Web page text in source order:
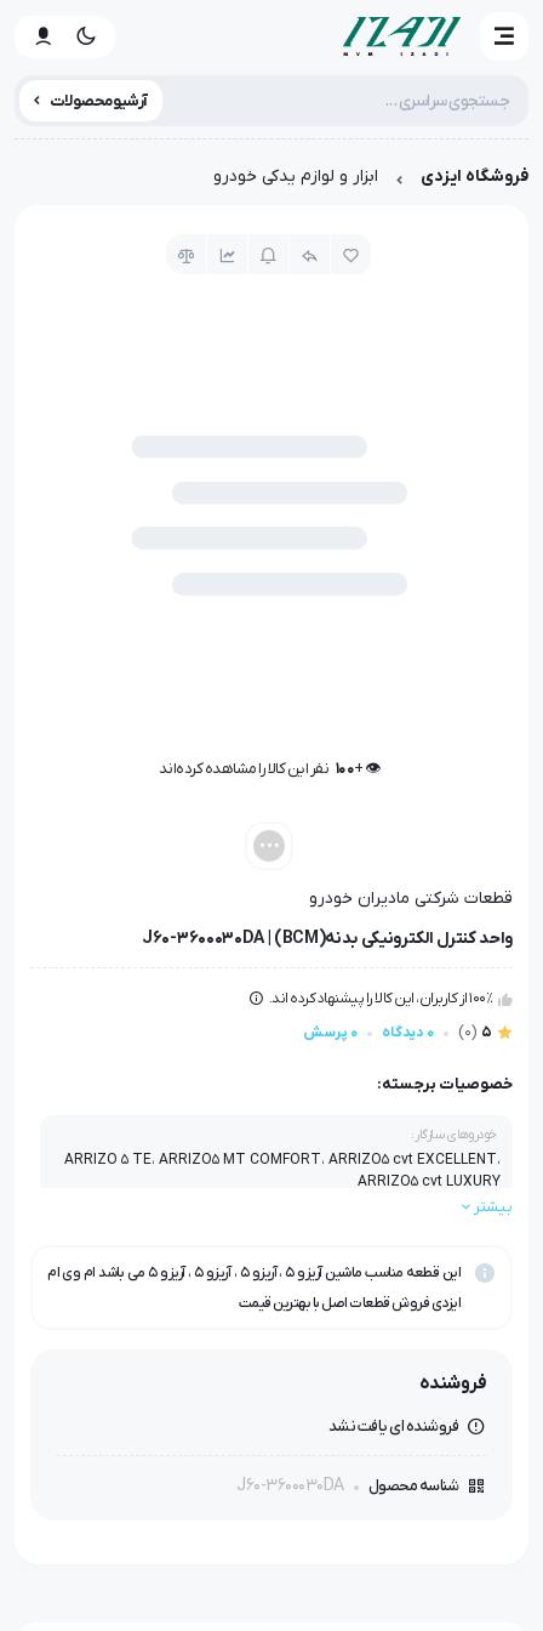
آرشیو محصولات
فروشگاه ایزدی ابزار و لوازم یدکی خودرو
👁️ +
100 نفر این کالا را مشاهده کرده‌اند
قطعات شرکتی مادیران خودرو
واحد کنترل الکترونیکی بدنه(BCM) | J60-3600030DA
100٪ از کاربران، این کالا را پیشنهاد کرده اند.
5
(0) 0 دیدگاه 0 پرسش
خصوصیات برجسته:
خودروهای سازگار:
ARRIZO 5 TE، ARRIZO5 MT COMFORT، ARRIZO5 cvt EXCELLENT،
ARRIZO5 cvt LUXURY
بیشتر
این قطعه مناسب ماشین آریزو ۵ ، آریزو ۵ ، آریزو ۵ ، آریزو ۵ می باشد ام وی ام
ایزدی فروش قطعات اصل با بهترین قیمت
فروشنده
فروشنده ای یافت نشد
شناسه محصول J60-3600030DA